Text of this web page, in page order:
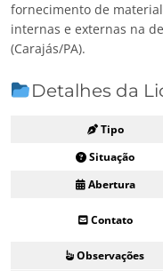
fornecimento de
internas e externas na
(Carajás/PA).
Detalhes da
Tipo
Situação
Abertura
Contato
Observações